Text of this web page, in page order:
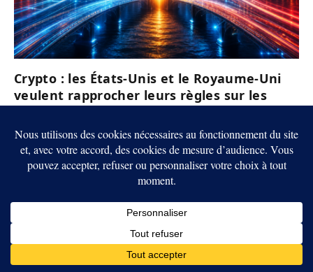
Crypto : les États-Unis et le Royaume-Uni
veulent rapprocher leurs règles sur les
6 AOÛT 2026